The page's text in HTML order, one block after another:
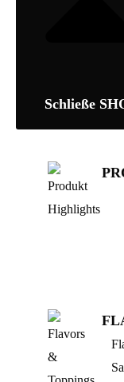
Schließe